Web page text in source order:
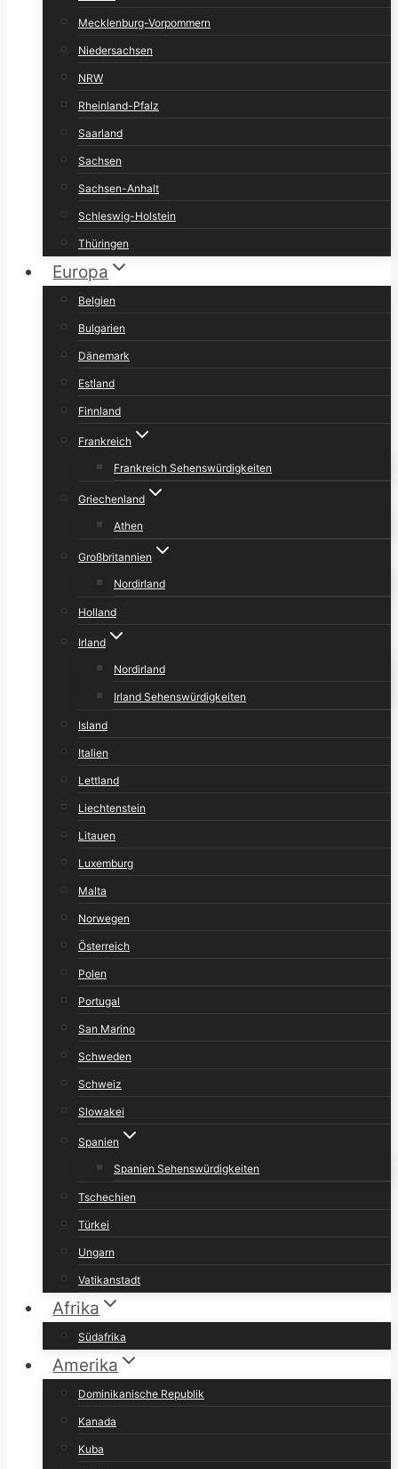
Mecklenburg-Vorpommern
Niedersachsen
NRW
Rheinland-Pfalz
Saarland
Sachsen
Sachsen-Anhalt
Schleswig-Holstein
Thüringen
Europa
Belgien
Bulgarien
Dänemark
Estland
Finnland
Frankreich
Frankreich Sehenswürdigkeiten
Griechenland
Athen
Großbritannien
Nordirland
Holland
Irland
Nordirland
Irland Sehenswürdigkeiten
Island
Italien
Lettland
Liechtenstein
Litauen
Luxemburg
Malta
Norwegen
Österreich
Polen
Portugal
San Marino
Schweden
Schweiz
Slowakei
Spanien
Spanien Sehenswürdigkeiten
Tschechien
Türkei
Ungarn
Vatikanstadt
Afrika
Südafrika
Amerika
Dominikanische Republik
Kanada
Kuba